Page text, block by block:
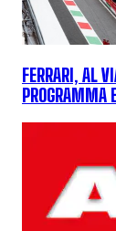
FERRARI, AL
PROGRAMMA